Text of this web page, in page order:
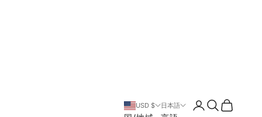
USD $ 日本語 ログイン
検索カート